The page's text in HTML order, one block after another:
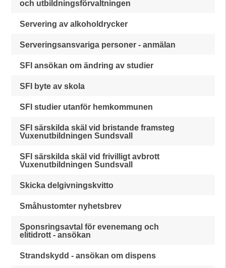
och utbildningsförvaltningen
Servering av alkoholdrycker
Serveringsansvariga personer - anmälan
SFI ansökan om ändring av studier
SFI byte av skola
SFI studier utanför hemkommunen
SFI särskilda skäl vid bristande framsteg
Vuxenutbildningen Sundsvall
SFI särskilda skäl vid frivilligt avbrott
Vuxenutbildningen Sundsvall
Skicka delgivningskvitto
Småhustomter nyhetsbrev
Sponsringsavtal för evenemang och
elitidrott - ansökan
Strandskydd - ansökan om dispens